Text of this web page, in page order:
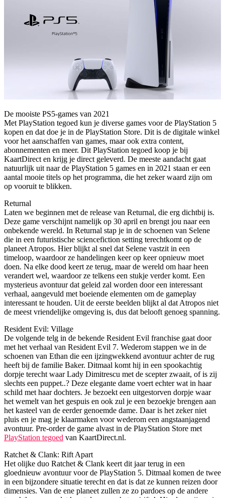
De mooiste PS5-games van 2021
Met PlayStation tegoed kun je diverse games voor de PlayStation 5
kopen en dat doe je in de PlayStation Store. Dit is de digitale winkel
voor het aanschaffen van games, maar ook extra content,
abonnementen en meer. Dit PlayStation tegoed koop je bij
KaartDirect en krijg je direct geleverd. De meeste aandacht gaat
natuurlijk uit naar de PlayStation 5 games en in 2021 staan er een
aantal mooie titels op het programma, die het zeker waard zijn om
op vooruit te blikken.
Returnal
Laten we beginnen met de release van Returnal, die erg dichtbij is.
Deze game verschijnt namelijk op 30 april en brengt jou naar een
onbekende wereld. In Returnal stap je in de schoenen van Selene
die in een futuristische sciencefiction setting terechtkomt op de
planeet Atropos. Hier blijkt al snel dat Selene vastzit in een
timeloop, waardoor ze handelingen keer op keer opnieuw moet
doen. Na elke dood keert ze terug, maar de wereld om haar heen
verandert wel, waardoor ze telkens een stukje verder komt. Een
mysterieus avontuur dat geleid zal worden door een interessant
verhaal, aangevuld met boeiende elementen om de gameplay
interessant te houden. Uit de eerste beelden blijkt al dat Atropos niet
de meest vriendelijke omgeving is, dus dat belooft genoeg spanning.
Resident Evil: Village
De volgende telg in de bekende Resident Evil franchise gaat door
met het verhaal van Resident Evil 7. Wederom stappen we in de
schoenen van Ethan die een ijzingwekkend avontuur achter de rug
heeft bij de familie Baker. Ditmaal komt hij in een spookachtig
dorpje terecht waar Lady Dimitrescu met de scepter zwaait, of is zij
slechts een puppet..? Deze elegante dame voert echter wat in haar
schild met haar dochters. Je bezoekt een uitgestorven dorpje waar
het wemelt van het gespuis en ook zul je een bezoekje brengen aan
het kasteel van de eerder genoemde dame. Daar is het zeker niet
pluis en je mag je klaarmaken voor wederom een angstaanjagend
avontuur. Pre-order de game alvast in de PlayStation Store met
PlayStation tegoed van KaartDirect.nl.
Ratchet & Clank: Rift Apart
Het olijke duo Ratchet & Clank keert dit jaar terug in een
gloednieuw avontuur voor de PlayStation 5. Ditmaal komen de twee
in een bijzondere situatie terecht en dat is dat ze kunnen reizen door
dimensies. Van de ene planeet zullen ze zo pardoes op de andere